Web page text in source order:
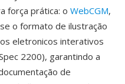
força prática: o WebCGM,
o formato de ilustração
eletronicos interativos
2200), garantindo a
de